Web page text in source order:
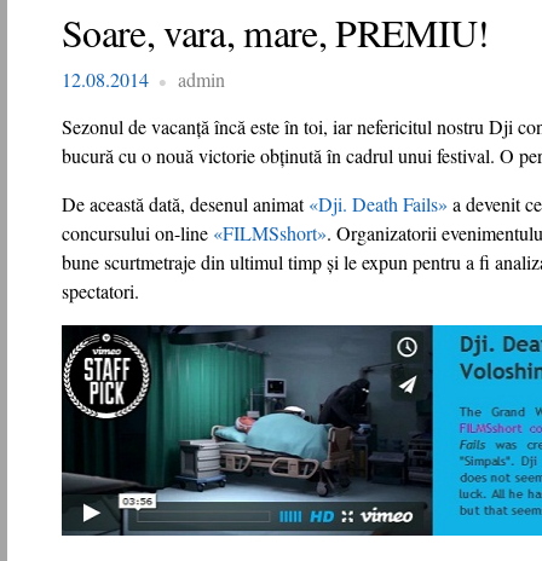
Soare, vara, mare, PREMIU!
12.08.2014
admin
Sezonul de vacanță încă este în toi, iar nefericitul nostru Dji
bucură cu o nouă victorie obținută în cadrul unui festival. O
De această dată, desenul animat«Dji. Death Fails» a devenit
concursului on-line «FILMSshort». Organizatorii
bune scurtmetraje din ultimul timp și le expun pentru a fi
spectatori.